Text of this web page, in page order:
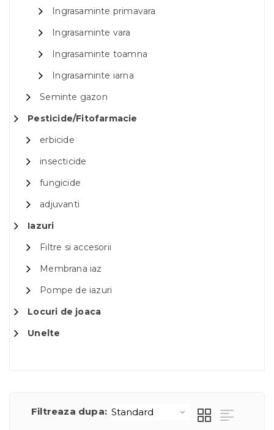
Ingrasaminte primavara
Ingrasaminte vara
Ingrasaminte toamna
Ingrasaminte iarna
Seminte gazon
Pesticide/Fitofarmacie
erbicide
insecticide
fungicide
adjuvanti
Iazuri
Filtre si accesorii
Membrana iaz
Pompe de iazuri
Locuri de joaca
Unelte
Filtreaza dupa: